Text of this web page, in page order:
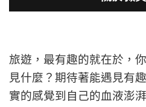
旅遊，最有趣的就在於，
見什麼？期待著能遇見有
實的感覺到自己的血液澎